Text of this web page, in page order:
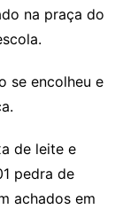
na praça do
se encolheu e
de leite e
pedra de
achados em